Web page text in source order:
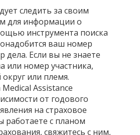
следить за своим
для информации о
инструмента поиска
ваш номер
дела. Если вы не знаете
или номер участника,
или племя.
Assistance
от годового
на страховое
работаете с планом
свяжитесь с ним,